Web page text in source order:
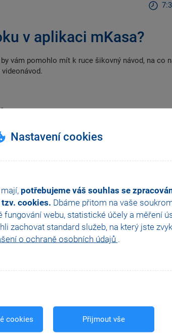
Nastavení cookies
potřebujeme váš souhlas se
tzv. cookies. Dbáme přitom na vaše
fungování webu, statistické účely a měření
zachovat standard služeb, na který jste
o ochraně osobních údajů .
cookies Přijmout vše
v aplikaci mKasa?
vám pomohlo mít k ruce šikovný návod, na co
s aplikací
NA VŠECHNY VIDEONÁVODY